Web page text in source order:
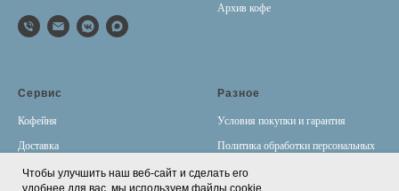
Архив кофе
Сервис
Кофейня
Доставка
Оплата
Разное
Условия покупки и гарантия
Политика обработки персональных
Чтобы улучшить наш веб-сайт и сделать его
удобнее для вас, мы используем файлы cookie.